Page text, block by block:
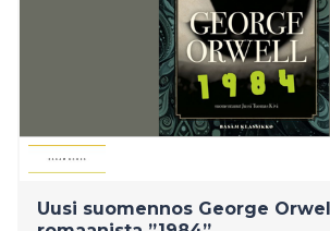
Uusi suomennos George